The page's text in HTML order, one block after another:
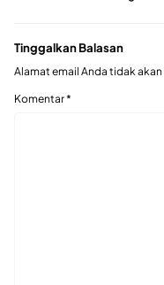
Tinggalkan Balasan
Alamat email Anda tidak
Komentar*